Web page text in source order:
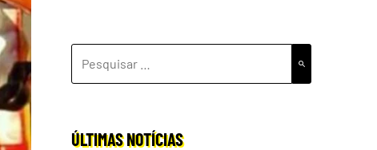
POR:
ÚLTIMAS NOTÍCIAS